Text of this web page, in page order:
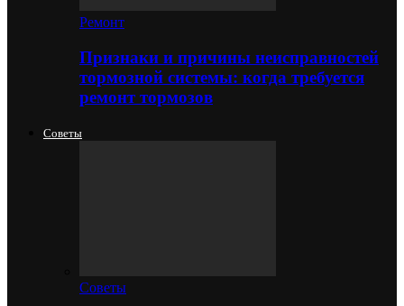
Ремонт
Признаки и причины неисправностей
тормозной системы: когда требуется
ремонт тормозов
Советы
Советы